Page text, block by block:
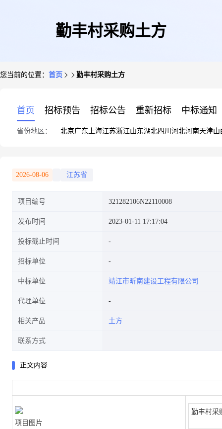
勤丰村采购土方
您当前的位置： 首页 勤丰村采购土方
首页 招标预告 招标公告 重新招标 中标通知
省份地区： 北京广东 上海江苏浙江山东湖北四川 河北河南天津山
2026-08-06 江苏省
项目编号 321282106N22110008
发布时间 2023-01-11 17:17:04
投标截止时间
招标单位
中标单位 靖江市昕南建设工程有限公司
代理单位
相关产品 土方
联系方式
正文内容
项目图片
勤丰村采